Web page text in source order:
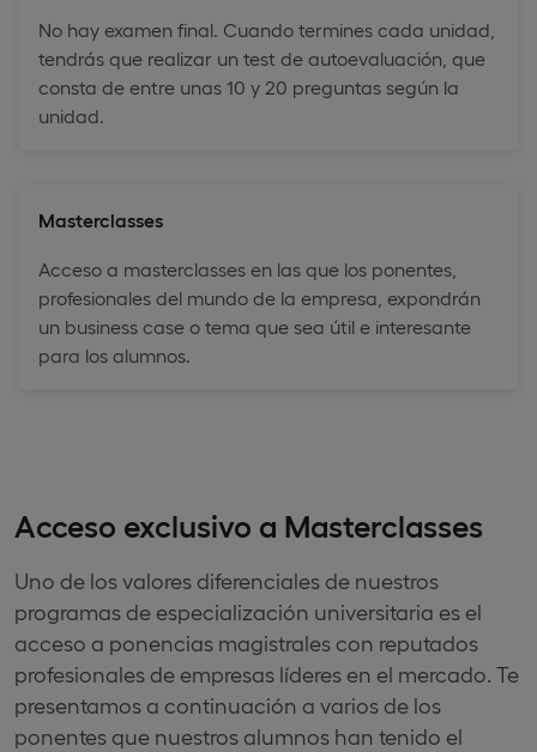
No hay examen final. Cuando termines cada unidad,
tendrás que realizar un test de autoevaluación, que
consta de entre unas 10 y 20 preguntas según la
unidad.
Masterclasses
Acceso a masterclasses en las que los ponentes,
profesionales del mundo de la empresa, expondrán
un business case o tema que sea útil e interesante
para los alumnos.
Acceso exclusivo a Masterclasses
Uno de los valores diferenciales de nuestros
programas de especialización universitaria es el
acceso a ponencias magistrales con reputados
profesionales de empresas líderes en el mercado. Te
presentamos a continuación a varios de los
ponentes que nuestros alumnos han tenido el